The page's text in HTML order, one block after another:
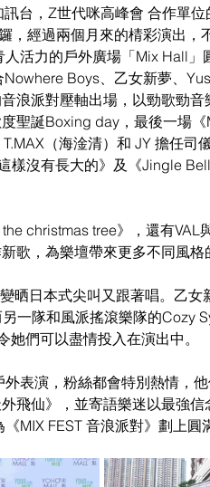
台，Z世代咪高峰會 合作單位
，經過兩個月來的棈彩演出，
活力的戶外廣場「Mix Hall」
Boys、乙女新夢、
浪派對壓軸出場，以勁歌勁
聖誕Boxing day，最後一場《
（海淦清）和 JY 擔任司
樣沒有長大的》及《Jingle
christmas tree》，還有VAL
歌，為樂壇帶來更多不同風格
晒日本式尖叫又跟著唱。乙女
一隊和風派搖滾樂隊的Cozy
們可以盡情投入在演出中。
表演，粉絲都會特別熱情，
飛仙》，並寄語樂迷以最強
MIX FEST 音浪派對》劃上圓